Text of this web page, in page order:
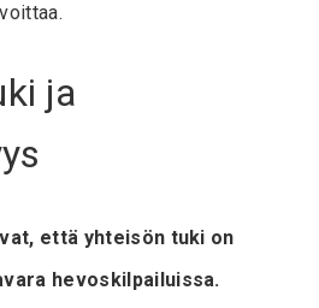
ja
että yhteisön tuki on
hevoskilpailuissa.